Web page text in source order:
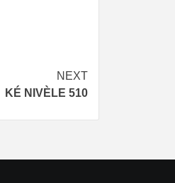
NEXT
KÉ NIVÈLE 510